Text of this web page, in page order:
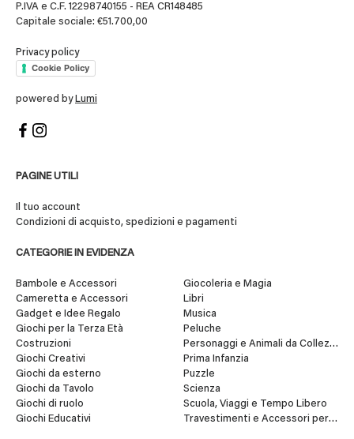
P.IVA e C.F. 12298740155 - REA CR148485
Capitale sociale: €51.700,00
Privacy policy
Cookie Policy
powered by Lumi
PAGINE UTILI
Il tuo account
Condizioni di acquisto, spedizioni e pagamenti
CATEGORIE IN EVIDENZA
Bambole e Accessori
Cameretta e Accessori
Gadget e Idee Regalo
Giochi per la Terza Età
Costruzioni
Giochi Creativi
Giochi da esterno
Giochi da Tavolo
Giochi di ruolo
Giochi Educativi
Giocoleria e Magia
Libri
Musica
Peluche
Personaggi e Animali da Collezione
Prima Infanzia
Puzzle
Scienza
Scuola, Viaggi e Tempo Libero
Travestimenti e Accessori per